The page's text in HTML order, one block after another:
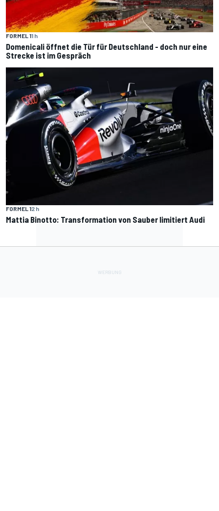
FORMEL 11 h
Domenicali öffnet die Tür für Deutschland - doch nur eine
Strecke ist im Gespräch
FORMEL 12 h
Mattia Binotto: Transformation von Sauber limitiert Audi